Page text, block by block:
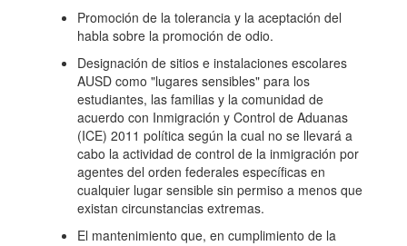
Promoción de la tolerancia y la aceptación del
habla sobre la promoción de odio.
Designación de sitios e instalaciones escolares
AUSD como "lugares sensibles" para los
estudiantes, las familias y la comunidad de
acuerdo con Inmigración y Control de Aduanas
(ICE) 2011 política según la cual no se llevará a
cabo la actividad de control de la inmigración por
agentes del orden federales específicas en
cualquier lugar sensible sin permiso a menos que
existan circunstancias extremas.
El mantenimiento que, en cumplimiento de la